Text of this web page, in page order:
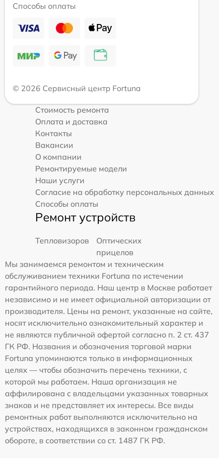
Способы оплаты
© 2026 Сервисный центр Fortuna
Стоимость ремонта
Оплата и доставка
Контакты
Вакансии
О компании
Ремонтируемые модели
Наши услуги
Согласие на обработку персональных данных
Способы оплаты
Ремонт устройств
Тепловизоров
Оптических
прицелов
Мы занимаемся ремонтом и техническим
обслуживанием техники Fortuna по истечении
гарантийного периода. Наш центр в Москве работает
независимо и не имеет официальной авторизации от
производителя. Цены на ремонт, указанные на сайте,
носят исключительно ознакомительный характер и
не являются публичной офертой согласно п. 2 ст. 437
ГК РФ. Названия и обозначения торговой марки
Fortuna упоминаются только в информационных
целях — чтобы обозначить перечень техники, с
которой мы работаем. Наша организация не
аффилирована с владельцами указанных товарных
знаков и не представляет их интересы. Все виды
ремонтных работ выполняются исключительно на
устройствах, находящихся в законном гражданском
обороте, в соответствии со ст. 1487 ГК РФ.